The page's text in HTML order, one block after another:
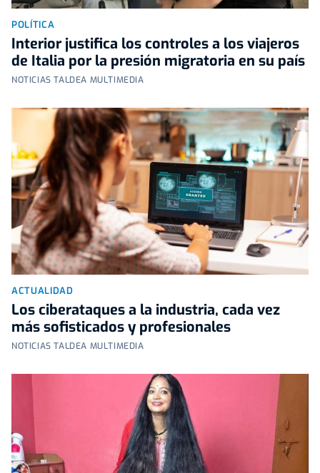
POLÍTICA
Interior justifica los controles a los viajeros
de Italia por la presión migratoria en su país
NOTICIAS TALDEA MULTIMEDIA
ACTUALIDAD
Los ciberataques a la industria, cada vez
más sofisticados y profesionales
NOTICIAS TALDEA MULTIMEDIA